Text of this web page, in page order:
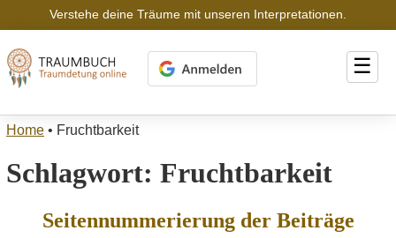
Verstehe deine Träume mit unseren Interpretationen.
☰
Home • Fruchtbarkeit
Schlagwort: Fruchtbarkeit
Seitennummerierung der Beiträge